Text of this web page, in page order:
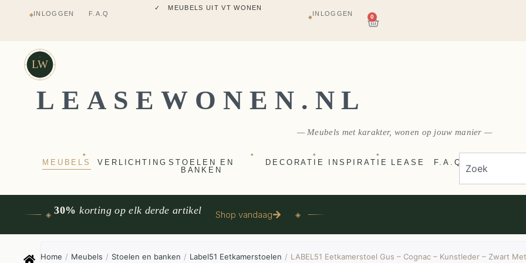
◆INLOGGEN F.A.Q
✓ MEUBELS UIT VT WONEN
◆INLOGGEN 0
LW
LEASEWONEN.NL
— Meubels met karakter, wonen op jouw manier —
MEUBELS
◆
VERLICHTING STOELEN EN
BANKEN
◆
DECORATIE
◆
INSPIRATIE
◆
LEASE F.A.Q
◈ 30% korting op elk derde artikel Shop vandaag ◈
Home / Meubels / Stoelen en banken / Label51 Eetkamerstoelen / LABEL51 Eetkamerstoel Gus – Cognac – Kunstleder – Zwart